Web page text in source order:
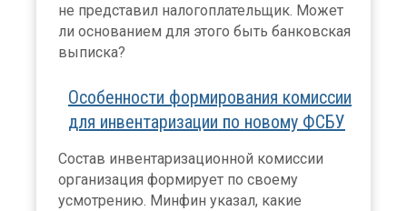
не представил налогоплательщик. Может
ли основанием для этого быть банковская
выписка?
Особенности формирования комиссии
для инвентаризации по новому ФСБУ
Состав инвентаризационной комиссии
организация формирует по своему
усмотрению. Минфин указал, какие